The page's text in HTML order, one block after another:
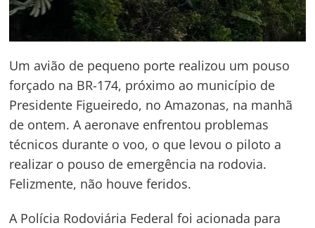
Um avião de pequeno porte realizou um pouso
forçado na BR-174, próximo ao município de
Presidente Figueiredo, no Amazonas, na manhã
de ontem. A aeronave enfrentou problemas
técnicos durante o voo, o que levou o piloto a
realizar o pouso de emergência na rodovia.
Felizmente, não houve feridos.
A Polícia Rodoviária Federal foi acionada para